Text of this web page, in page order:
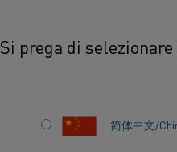
Si prega di
简体中文/